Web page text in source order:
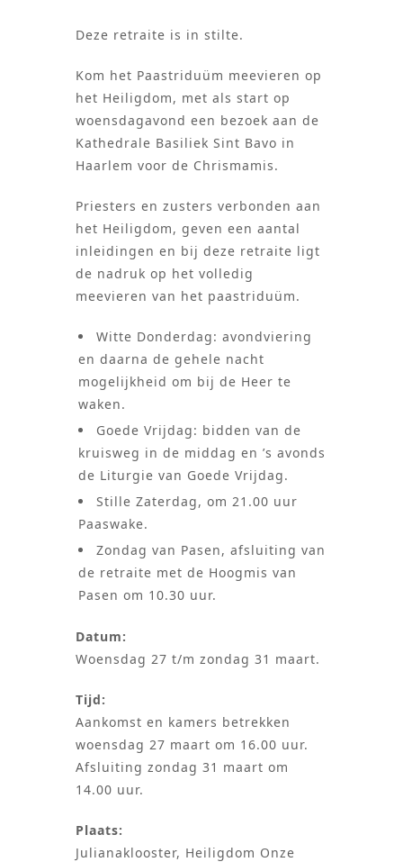
Deze retraite is in stilte.
Kom het Paastriduüm meevieren op
het Heiligdom, met als start op
woensdagavond een bezoek aan de
Kathedrale Basiliek Sint Bavo in
Haarlem voor de Chrismamis.
Priesters en zusters verbonden aan
het Heiligdom, geven een aantal
inleidingen en bij deze retraite ligt
de nadruk op het volledig
meevieren van het paastriduüm.
Witte Donderdag: avondviering
en daarna de gehele nacht
mogelijkheid om bij de Heer te
waken.
Goede Vrijdag: bidden van de
kruisweg in de middag en ’s avonds
de Liturgie van Goede Vrijdag.
Stille Zaterdag, om 21.00 uur
Paaswake.
Zondag van Pasen, afsluiting van
de retraite met de Hoogmis van
Pasen om 10.30 uur.
Datum:
Woensdag 27 t/m zondag 31 maart.
Tijd:
Aankomst en kamers betrekken
woensdag 27 maart om 16.00 uur.
Afsluiting zondag 31 maart om
14.00 uur.
Plaats:
Julianaklooster, Heiligdom Onze